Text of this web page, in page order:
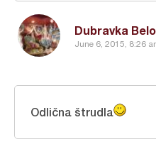
Dubravka
June 6, 2015, 8:26
Odlična štrudla